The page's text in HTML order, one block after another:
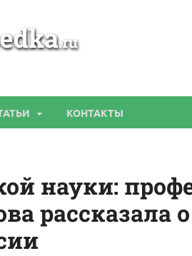
КОНТАКТЫ
науки:
рассказала